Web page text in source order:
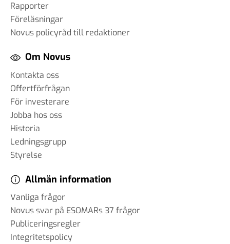
Rapporter
Föreläsningar
Novus policyråd till redaktioner
Om Novus
Kontakta oss
Offertförfrågan
För investerare
Jobba hos oss
Historia
Ledningsgrupp
Styrelse
Allmän information
Vanliga frågor
Novus svar på ESOMARs 37 frågor
Publiceringsregler
Integritetspolicy